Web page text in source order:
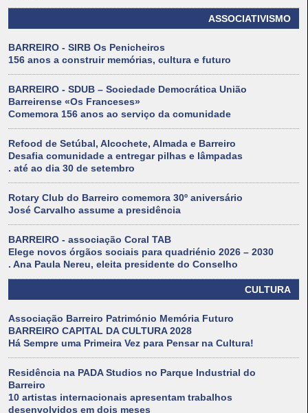
ASSOCIATIVISMO
BARREIRO - SIRB Os Penicheiros
156 anos a construir memórias, cultura e futuro
BARREIRO - SDUB – Sociedade Democrática União
Barreirense «Os Franceses»
Comemora 156 anos ao serviço da comunidade
Refood de Setúbal, Alcochete, Almada e Barreiro
Desafia comunidade a entregar pilhas e lâmpadas
. até ao dia 30 de setembro
Rotary Club do Barreiro comemora 30º aniversário
José Carvalho assume a presidência
BARREIRO - associação Coral TAB
Elege novos órgãos sociais para quadriénio 2026 – 2030
. Ana Paula Nereu, eleita presidente do Conselho
CULTURA
Associação Barreiro Património Memória Futuro
BARREIRO CAPITAL DA CULTURA 2028
Há Sempre uma Primeira Vez para Pensar na Cultura!
Residência na PADA Studios no Parque Industrial do
Barreiro
10 artistas internacionais apresentam trabalhos
desenvolvidos em dois meses